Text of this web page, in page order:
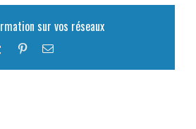
sur vos réseaux
Tumblr PinterestEmail